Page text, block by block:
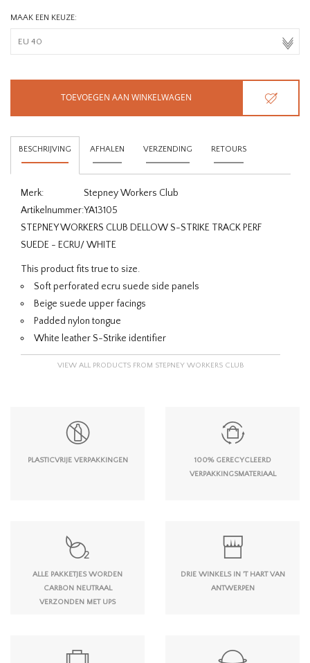
MAAK EEN KEUZE:
TOEVOEGEN AAN WINKELWAGEN
BESCHRIJVING AFHALEN VERZENDING RETOURS
Merk:
Stepney Workers Club
Artikelnummer:YA13105
STEPNEY WORKERS CLUB DELLOW S-STRIKE TRACK PERF
SUEDE - ECRU/ WHITE
This product fits true to size.
Soft perforated ecru suede side panels
Beige suede upper facings
Padded nylon tongue
White leather S-Strike identifier
VIEW ALL PRODUCTS FROM STEPNEY WORKERS CLUB
PLASTICVRIJE VERPAKKINGEN
100% GERECYCLEERD
VERPAKKINGSMATERIAAL
ALLE PAKKETJES WORDEN
CARBON NEUTRAAL
VERZONDEN MET UPS
DRIE WINKELS IN 'T HART VAN
ANTWERPEN